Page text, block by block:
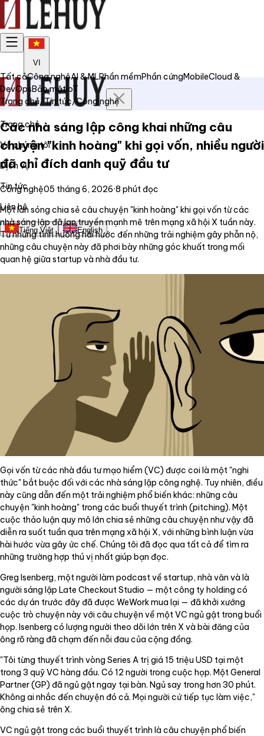
VI
Trang chủ
Về chúng tôi
Dịch vụ
Tin tức
Liên hệ
Tiếng Việt English
Tất cảCông nghệAI & MLPhần mềmPhần cứngMobileCloud &
DevOpsBảo mậtIoT
Trang chủ/Tin tức/Công nghệ
Các nhà sáng lập công khai những câu
chuyện "kinh hoàng" khi gọi vốn, nhiều người
đã chỉ đích danh quỹ đầu tư
Công nghệ05 tháng 6, 2026·8 phút đọc
Một làn sóng chia sẻ câu chuyện "kinh hoàng" khi gọi vốn từ các
nhà sáng lập đã lan truyền mạnh mẽ trên mạng xã hội X tuần này.
Từ những tình huống hài hước đến những trải nghiệm gây phẫn nộ,
những câu chuyện này đã phơi bày những góc khuất trong mối
quan hệ giữa startup và nhà đầu tư.
Gọi vốn từ các nhà đầu tư mạo hiểm (VC) được coi là một "nghi
thức" bắt buộc đối với các nhà sáng lập công nghệ. Tuy nhiên, điều
này cũng dẫn đến một trải nghiệm phổ biến khác: những câu
chuyện "kinh hoàng" trong các buổi thuyết trình (pitching). Một
cuộc thảo luận quy mô lớn chia sẻ những câu chuyện như vậy đã
diễn ra suốt tuần qua trên mạng xã hội X, với những bình luận vừa
hài hước vừa gây ức chế. Chúng tôi đã đọc qua tất cả để tìm ra
những trường hợp thú vị nhất giúp bạn đọc.
Greg Isenberg, một người làm podcast về startup, nhà văn và là
người sáng lập Late Checkout Studio — một công ty holding có
các dự án trước đây đã được WeWork mua lại — đã khởi xướng
cuộc trò chuyện này với câu chuyện về một VC ngủ gật trong buổi
họp. Isenberg có lượng người theo dõi lớn trên X và bài đăng của
ông rõ ràng đã chạm đến nỗi đau của cộng đồng.
"Tôi từng thuyết trình vòng Series A trị giá 15 triệu USD tại một
trong 3 quỹ VC hàng đầu. Có 12 người trong cuộc họp. Một General
Partner (GP) đã ngủ gật ngay tại bàn. Ngủ say trong hơn 30 phút.
Không ai nhắc đến chuyện đó cả. Mọi người cứ tiếp tục làm việc,"
ông chia sẻ trên X.
VC ngủ gật trong các buổi thuyết trình là câu chuyện phổ biến